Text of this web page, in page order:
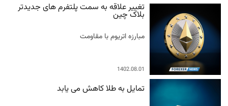
تغییر علاقه به سمت پلتفرم های جدیدتر
بلاک چین
مبارزه اتریوم با مقاومت
1402.08.01
تمایل به طلا کاهش می یابد